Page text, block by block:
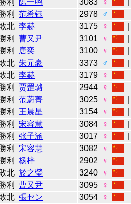
利 范希钰 2978
♂
北 李赫 3175 ♀
利 曹又尹 3101 ♀
利 唐奕 3100 ♀
北 朱元豪 3373 ♂
北 李赫 3179
♀
利 贾罡璐 2944
♀
利 范蔚菁 3025 ♀
利 王晨星 3154 ♀
利 宋容慧 3084 ♀
利 张子涵 3017 ♀
利 宋容慧 3082
♀
利 杨梓 2902
♀
北 於之瑩 3240
♀
利 曹又尹 3095
♀
北 張セン 3054
♀